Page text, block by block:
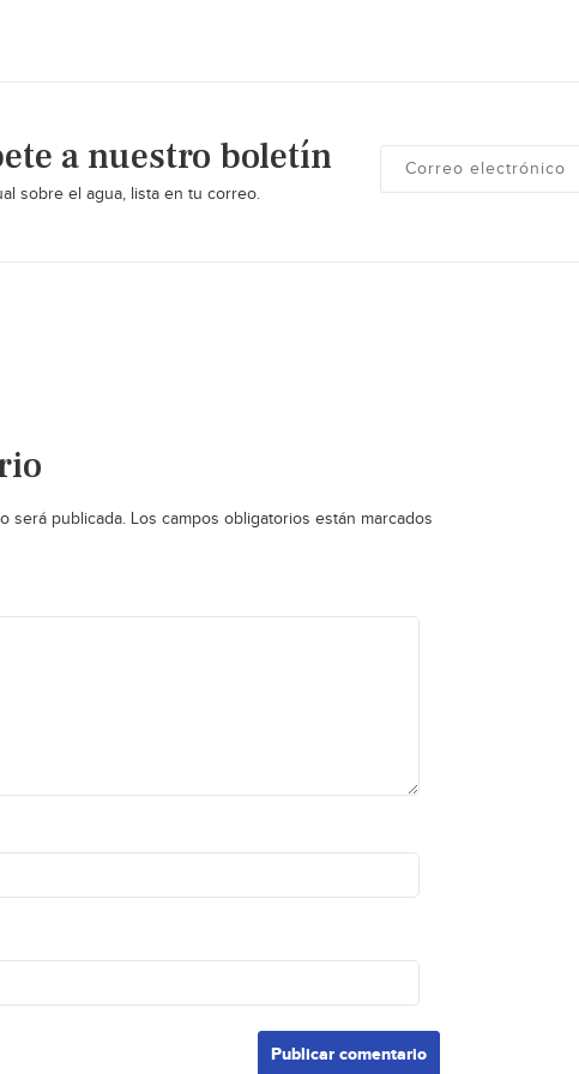
a nuestro boletín
sobre el agua, lista en tu correo.
será publicada. Los campos obligatorios están marcados